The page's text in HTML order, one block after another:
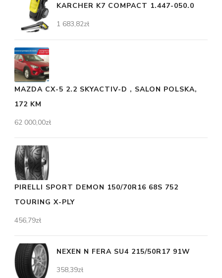
KARCHER K7 COMPACT 1.447-050.0
1 683,82zł
MAZDA CX-5 2.2 SKYACTIV-D , SALON POLSKA,
172 KM
62 000,00zł
PIRELLI SPORT DEMON 150/70R16 68S 752
TOURING X-PLY
456,79zł
NEXEN N FERA SU4 215/50R17 91W
358,39zł